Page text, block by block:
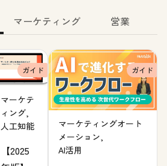
マーケティング 営業
ガイド
マーケテ
ィング,
人工知能
【2025
ガイド
マーケティングオート
メーション,
AI活用